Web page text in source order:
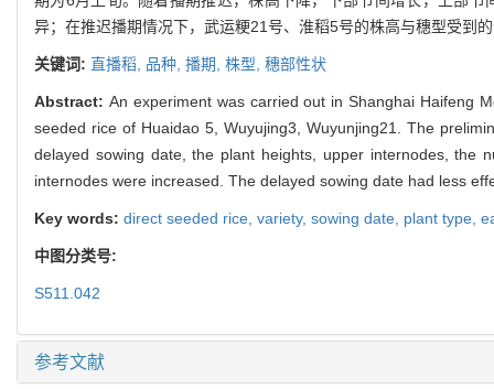
异；在推迟播期情况下，武运粳21号、淮稻5号的株高与穗型受到
关键词: 直播稻, 品种, 播期, 株型, 穗部性状
Abstract: An experiment was carried out in Shanghai Haifeng
seeded rice of Huaidao 5, Wuyujing3, Wuyunjing21. The
delayed sowing date, the plant heights, upper internodes, the
internodes were increased. The delayed sowing date had less
Key words: direct seeded rice, variety, sowing date, plant type,
中图分类号:
S511.042
参考文献